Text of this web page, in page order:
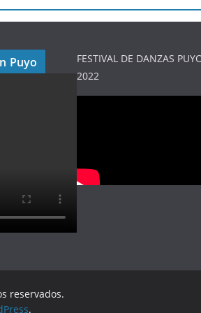
Puyo
FESTIVAL DE DANZAS
2022
reservados.
.